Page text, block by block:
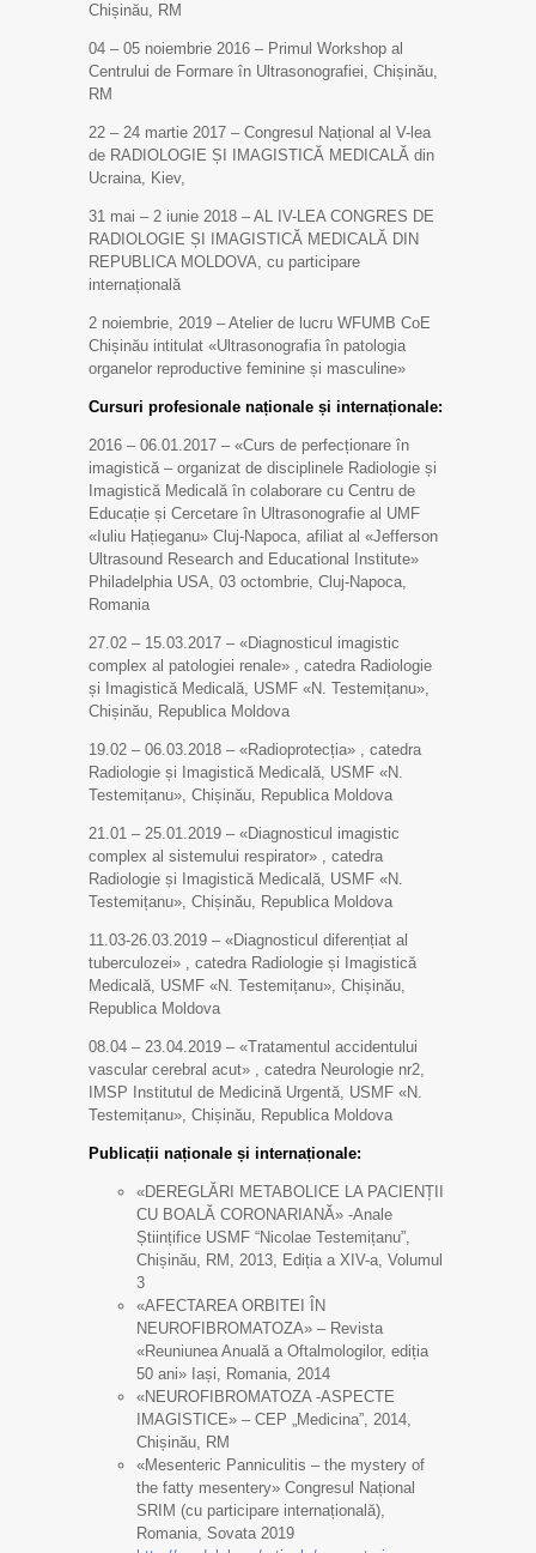
Chișinău, RM
04 – 05 noiembrie 2016 – Primul Workshop al
Centrului de Formare în Ultrasonografiei, Chișinău,
RM
22 – 24 martie 2017 – Congresul Național al V-lea
de RADIOLOGIE ȘI IMAGISTICĂ MEDICALĂ din
Ucraina, Kiev,
31 mai – 2 iunie 2018 – AL IV-LEA CONGRES DE
RADIOLOGIE ȘI IMAGISTICĂ MEDICALĂ DIN
REPUBLICA MOLDOVA, cu participare
internațională
2 noiembrie, 2019 – Atelier de lucru WFUMB CoE
Chișinău intitulat «Ultrasonografia în patologia
organelor reproductive feminine și masculine»
Cursuri profesionale naționale și internaționale:
2016 – 06.01.2017 – «Curs de perfecționare în
imagistică – organizat de disciplinele Radiologie și
Imagistică Medicală în colaborare cu Centru de
Educație și Cercetare în Ultrasonografie al UMF
«Iuliu Hațieganu» Cluj-Napoca, afiliat al «Jefferson
Ultrasound Research and Educational Institute»
Philadelphia USA, 03 octombrie, Cluj-Napoca,
Romania
27.02 – 15.03.2017 – «Diagnosticul imagistic
complex al patologiei renale» , catedra Radiologie
și Imagistică Medicală, USMF «N. Testemițanu»,
Chișinău, Republica Moldova
19.02 – 06.03.2018 – «Radioprotecția» , catedra
Radiologie și Imagistică Medicală, USMF «N.
Testemițanu», Chișinău, Republica Moldova
21.01 – 25.01.2019 – «Diagnosticul imagistic
complex al sistemului respirator» , catedra
Radiologie și Imagistică Medicală, USMF «N.
Testemițanu», Chișinău, Republica Moldova
11.03-26.03.2019 – «Diagnosticul diferențiat al
tuberculozei» , catedra Radiologie și Imagistică
Medicală, USMF «N. Testemițanu», Chișinău,
Republica Moldova
08.04 – 23.04.2019 – «Tratamentul accidentului
vascular cerebral acut» , catedra Neurologie nr2,
IMSP Institutul de Medicină Urgentă, USMF «N.
Testemițanu», Chișinău, Republica Moldova
Publicații naționale și internaționale:
«DEREGLĂRI METABOLICE LA PACIENȚII
CU BOALĂ CORONARIANĂ» -Anale
Științifice USMF “Nicolae Testemițanu”,
Chișinău, RM, 2013, Ediția a XIV-a, Volumul
3
«AFECTAREA ORBITEI ÎN
NEUROFIBROMATOZA» – Revista
«Reuniunea Anuală a Oftalmologilor, ediția
50 ani» Iași, Romania, 2014
«NEUROFIBROMATOZA -ASPECTE
IMAGISTICE» – CEP „Medicina”, 2014,
Chișinău, RM
«Mesenteric Panniculitis – the mystery of
the fatty mesentery» Congresul Național
SRIM (cu participare internațională),
Romania, Sovata 2019